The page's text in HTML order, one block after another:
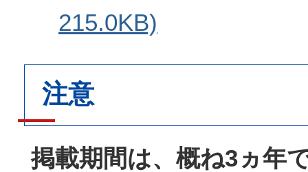
215.0KB)
注意
掲載期間は、概ね3ヵ年